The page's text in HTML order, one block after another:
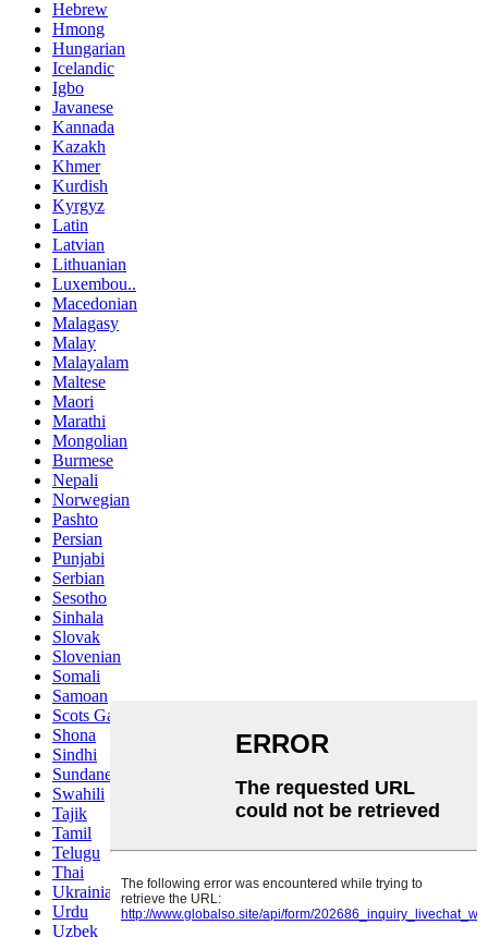
Hebrew
Hmong
Hungarian
Icelandic
Igbo
Javanese
Kannada
Kazakh
Khmer
Kurdish
Kyrgyz
Latin
Latvian
Lithuanian
Luxembou..
Macedonian
Malagasy
Malay
Malayalam
Maltese
Maori
Marathi
Mongolian
Burmese
Nepali
Norwegian
Pashto
Persian
Punjabi
Serbian
Sesotho
Sinhala
Slovak
Slovenian
Somali
Samoan
Scots Gaelic
Shona
Sindhi
Sundanese
Swahili
Tajik
Tamil
Telugu
Thai
Ukrainian
Urdu
Uzbek